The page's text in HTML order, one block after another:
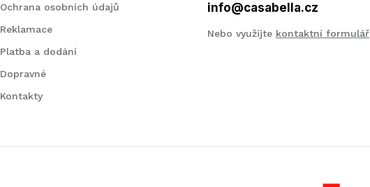
Ochrana osobních údajů
Reklamace
Platba a dodání
Dopravné
Kontakty
info@casabella.cz
Nebo využijte kontaktní formulář